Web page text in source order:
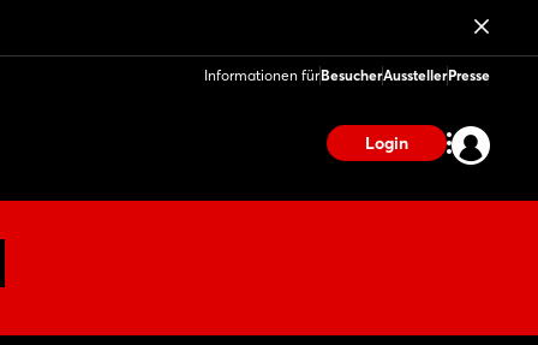
Informationen fürBesucherAusstellerPresse
Login